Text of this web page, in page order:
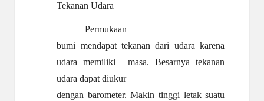
Tekanan Udara
Permukaan
bumi mendapat tekanan dari udara karena
udara memiliki
masa. Besarnya tekanan
udara dapat diukur
dengan barometer. Makin tinggi letak suatu